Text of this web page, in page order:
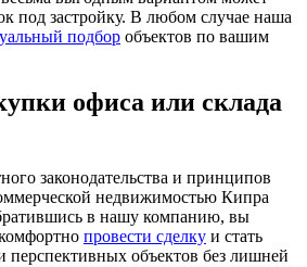
под застройку. В любом случае наша
подбор объектов по вашим
офиса или склада
законодательства и принципов
недвижимостью Кипра
в нашу компанию, вы
провести сделку и стать
перспективных объектов без лишней